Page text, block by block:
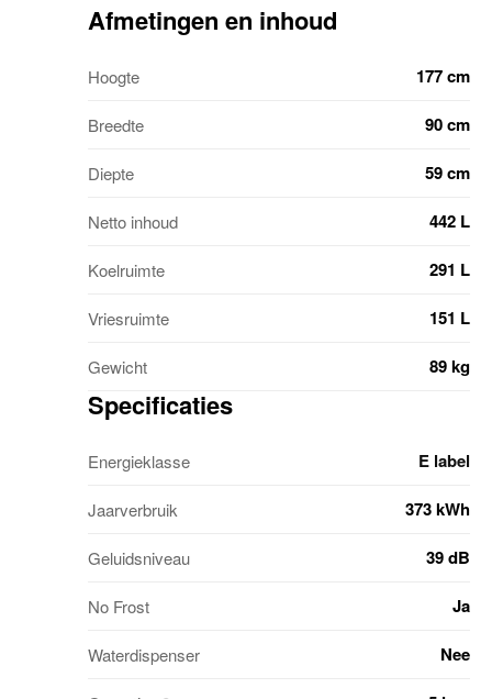
Afmetingen en inhoud
Hoogte 177 cm
Breedte 90 cm
Diepte 59 cm
Netto inhoud 442 L
Koelruimte 291 L
Vriesruimte 151 L
Gewicht 89 kg
Specificaties
Energieklasse E label
Jaarverbruik 373 kWh
Geluidsniveau 39 dB
No Frost Ja
Waterdispenser Nee